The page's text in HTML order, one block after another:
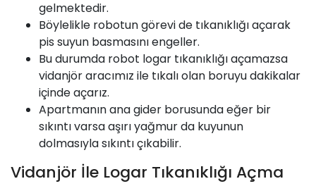
gelmektedir.
Böylelikle robotun görevi de tıkanıklığı açarak
pis suyun basmasını engeller.
Bu durumda robot logar tıkanıklığı açamazsa
vidanjör aracımız ile tıkalı olan boruyu dakikalar
içinde açarız.
Apartmanın ana gider borusunda eğer bir
sıkıntı varsa aşırı yağmur da kuyunun
dolmasıyla sıkıntı çıkabilir.
Vidanjör İle Logar Tıkanıklığı Açma